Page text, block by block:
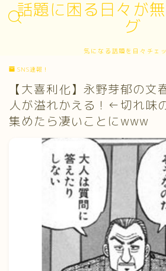
話題に困る日々が
グ
気になる話題を日々チェ
サイトマップ
デモプリセット記事 #3
プライバシーポリシー
プライバシーポリシー
プロフィール
利用規約／特定商取引法に基づく
有料記事の決済完了ページ
運営者情報
SNS速報！
【大喜利化】永野芽郁の文
人が溢れかえる！←切れ味
集めたら凄いことにwww